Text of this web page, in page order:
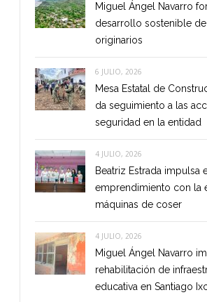
Miguel Ángel Navarro
desarrollo sostenible
originarios
6 JULIO, 2026
Mesa Estatal de
da seguimiento a las
seguridad en la entidad
4 JULIO, 2026
Beatriz Estrada impulsa
emprendimiento con la
máquinas de coser
4 JULIO, 2026
Miguel Ángel Navarro
rehabilitación de
educativa en Santiago